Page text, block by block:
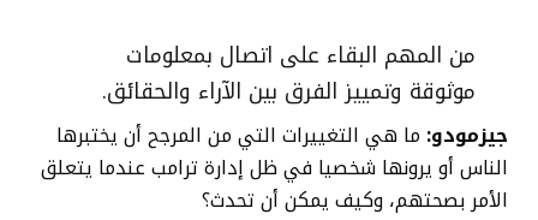
من المهم البقاء على اتصال بمعلومات
موثوقة وتمييز الفرق بين الآراء والحقائق.
جيزمودو: ما هي التغييرات التي من المرجح أن يختبرها
الناس أو يرونها شخصيا في ظل إدارة ترامب عندما يتعلق
الأمر بصحتهم، وكيف يمكن أن تحدث؟